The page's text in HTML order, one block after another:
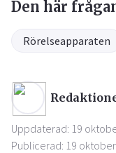
Den här
Rörelseapparaten
Uppdaterad: 19
Publicerad: 19